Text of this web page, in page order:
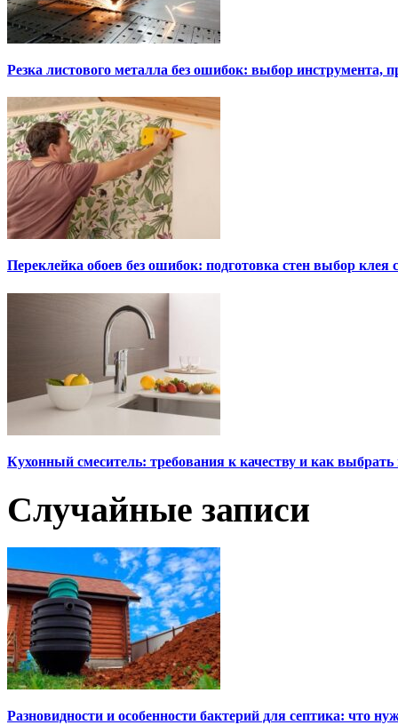
Резка листового металла без ошибок: выбор инструмента,
Переклейка обоев без ошибок: подготовка стен выбор клея
Кухонный смеситель: требования к качеству и как
Случайные записи
Разновидности и особенности бактерий для септика: что